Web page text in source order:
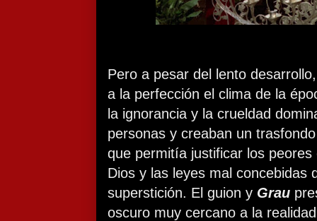
Pero a pesar del lento
a la perfección el clima de la
la ignorancia y la crueldad
personas y creaban un
que permitía justificar los
Dios y las leyes mal concebidas
superstición. El guion y Grau
oscuro muy cercano a la